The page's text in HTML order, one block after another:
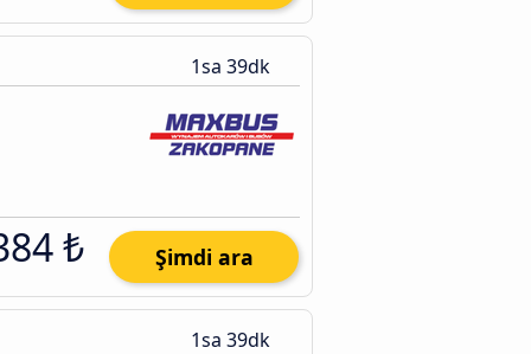
1sa 39dk
₺ Şimdi ara
1sa 39dk